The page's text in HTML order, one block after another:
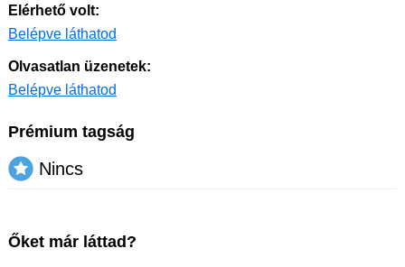
Elérhető volt:
Belépve láthatod
Olvasatlan üzenetek:
Belépve láthatod
Prémium tagság
Nincs
Őket már láttad?